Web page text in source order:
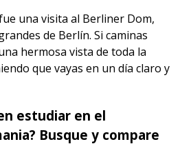
una visita al Berliner Dom,
de Berlín. Si caminas
hermosa vista de toda la
que vayas en un día claro y
estudiar en el
Busque y compare